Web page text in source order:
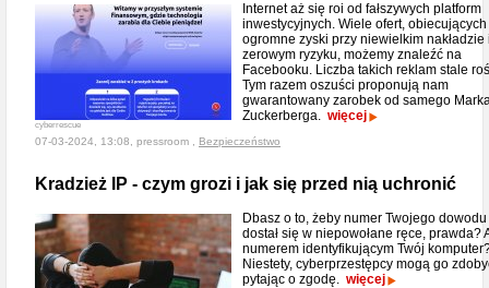
cyberrescue
Internet aż się roi od fałszywych platform
inwestycyjnych. Wiele ofert, obiecujących
ogromne zyski przy niewielkim nakładzie
zerowym ryzyku, możemy znaleźć na
Facebooku. Liczba takich reklam stale
Tym razem oszuści proponują nam
gwarantowany zarobek od samego
Zuckerberga. więcej
07-03-2024, 13:08, pressroom , Bezpieczeństwo
Kradzież IP - czym grozi i jak się przed nią uchronić
Dbasz o to, żeby numer Twojego
dostał się w niepowołane ręce, prawda?
numerem identyfikującym Twój
Niestety, cyberprzestępcy mogą go
pytając o zgodę. więcej